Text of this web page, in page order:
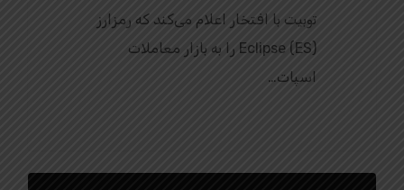
توبیت با افتخار اعلام می‌کند که رمزارز
Eclipse (ES) را به بازار معاملات
اسپات…